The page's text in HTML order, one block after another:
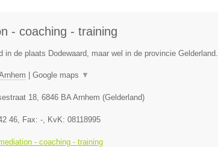
- coaching - training
in de plaats Dodewaard, maar wel in de provincie Gelderland.
Google maps ▼
18, 6846 BA Arnhem (Gelderland)
46, Fax: -, KvK: 08118995
- coaching - training